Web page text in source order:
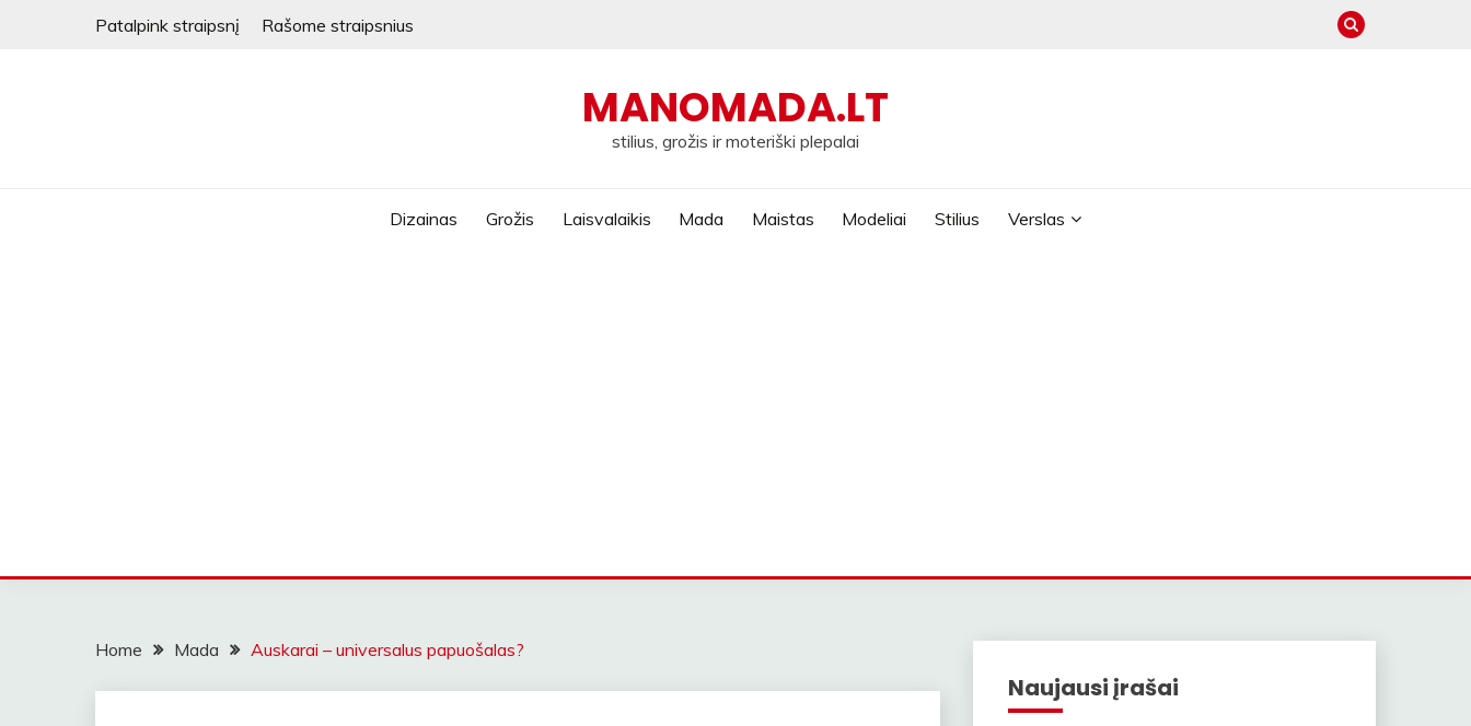
Patalpink straipsnį Rašome straipsnius
MANOMADA.LT
stilius, grožis ir moteriški plepalai
Dizainas Grožis Laisvalaikis Mada Maistas Modeliai Stilius Verslas
Home Mada Auskarai – universalus papuošalas?
Naujausi įrašai